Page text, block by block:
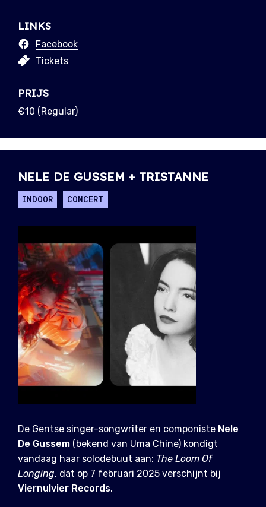
LINKS
Facebook
Tickets
PRIJS
€10 (Regular)
NELE DE GUSSEM + TRISTANNE
INDOOR CONCERT
De Gentse singer-songwriter en componiste Nele
De Gussem (bekend van Uma Chine) kondigt
vandaag haar solodebuut aan: The Loom Of
Longing, dat op 7 februari 2025 verschijnt bij
Viernulvier Records.